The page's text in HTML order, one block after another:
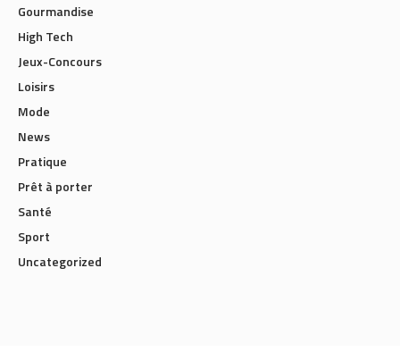
Gourmandise
High Tech
Jeux-Concours
Loisirs
Mode
News
Pratique
Prêt à porter
Santé
Sport
Uncategorized